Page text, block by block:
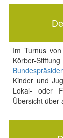
Im Turnus
Körber-
Kinder und
Lokal- oder
Übersicht über